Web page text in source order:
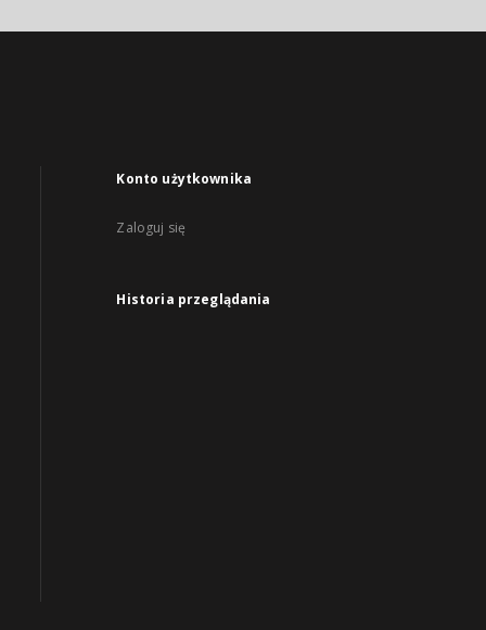
Konto użytkownika
Zaloguj się
Historia przeglądania